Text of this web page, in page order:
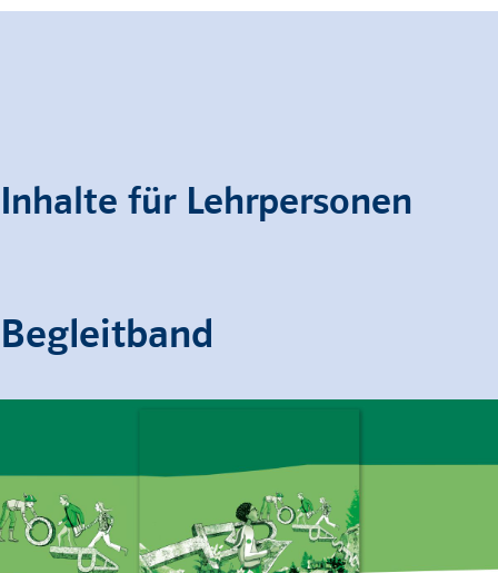
Inhalte für Lehrpersonen
Begleitband